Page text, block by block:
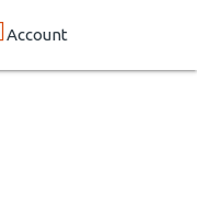
Account